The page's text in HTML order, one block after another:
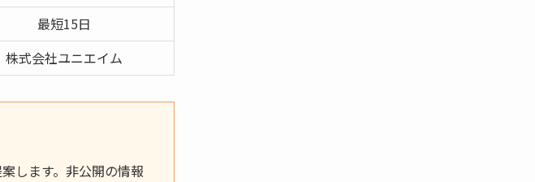
最短15日
株式会社ユニエイム
します。非公開の情報